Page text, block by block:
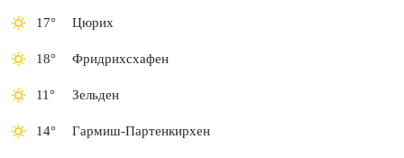
17° Цюрих
18° Фридрихсхафен
11° Зельден
14° Гармиш-Партенкирхен